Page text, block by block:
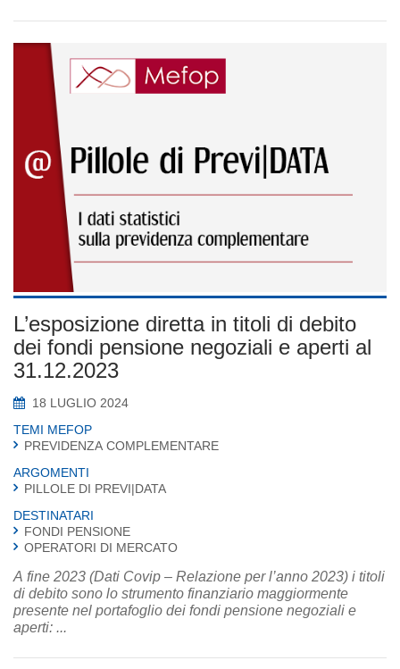
L’esposizione diretta in titoli di debito
dei fondi pensione negoziali e aperti al
31.12.2023
18 LUGLIO 2024
TEMI MEFOP
PREVIDENZA COMPLEMENTARE
ARGOMENTI
PILLOLE DI PREVI|DATA
DESTINATARI
FONDI PENSIONE
OPERATORI DI MERCATO
A fine 2023 (Dati Covip – Relazione per l’anno 2023) i titoli
di debito sono lo strumento finanziario maggiormente
presente nel portafoglio dei fondi pensione negoziali e
aperti: ...